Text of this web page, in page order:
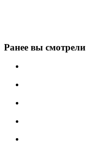
Ранее вы смотрели